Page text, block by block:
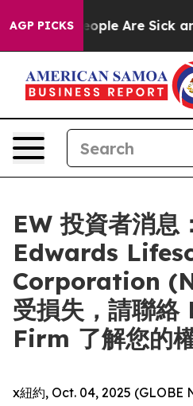
AGP PICKS
Win: “People Are Sick
EW 投資者消息
Edwards
Corporation
受損失，請聯
Firm 了解您的
x紐約, Oct. 04, 2025 (GLOBE